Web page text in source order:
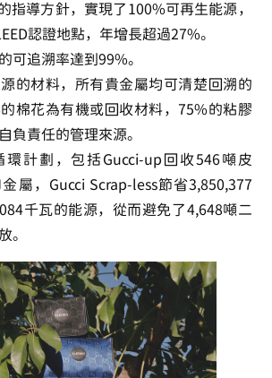
指導方針，實現了100%可再生能源，
認證地點，年增長超過27%。
可追溯率達到99%。
的材料，所有貴金屬均可清楚回溯的
棉花為有機或回收材料，75%的粘膠
負責任的管理來源。
環計劃，包括Gucci-up回收546噸皮
屬，Gucci Scrap-less節省3,850,377
千瓦的能源，從而避免了4,648噸二
。